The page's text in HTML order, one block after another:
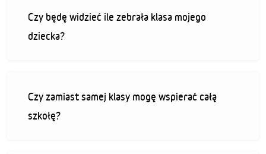
Czy będę widzieć ile zebrała klasa mojego
dziecka?
Czy zamiast samej klasy mogę wspierać całą
szkołę?